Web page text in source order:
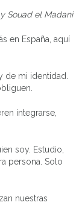
Souad el Madani
en España, aquí
de mi identidad.
integrarse,
soy. Estudio,
persona. Solo
nuestras